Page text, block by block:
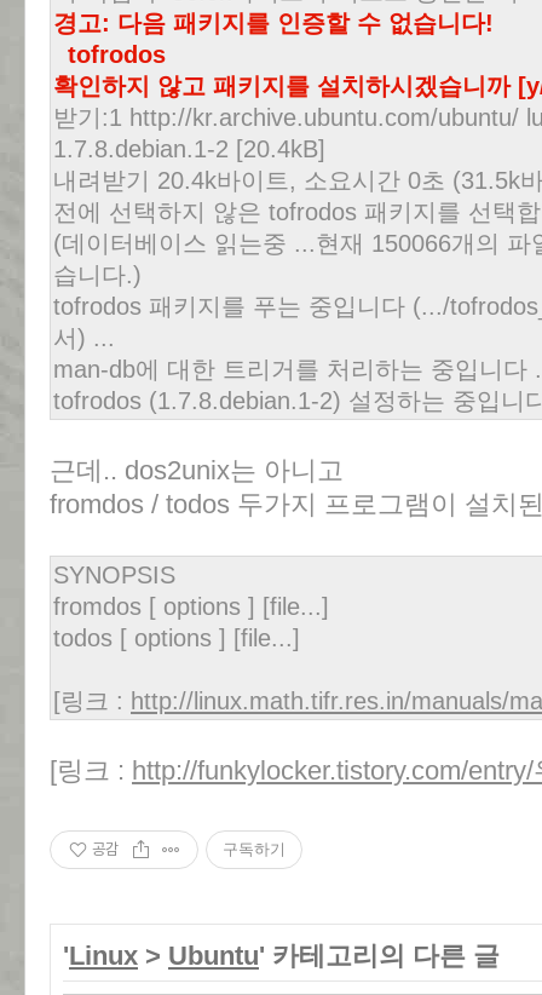
경고: 다음 패키지를 인증할 수 없습니다!
tofrodos
확인하지 않고 패키지를 설치하시겠습니까
받기:1 http://kr.archive.ubuntu.com/ubuntu/
1.7.8.debian.1-2 [20.4kB]
내려받기 20.4k바이트, 소요시간 0초 (31.5k
전에 선택하지 않은 tofrodos 패키지를 선택
(데이터베이스 읽는중 ...현재 150066개의
습니다.)
tofrodos 패키지를 푸는 중입니다 (.../
서) ...
man-db에 대한 트리거를 처리하는 중입니다
tofrodos (1.7.8.debian.1-2) 설정하는 중입니
근데.. dos2unix는 아니고
fromdos / todos 두가지 프로그램이 설치
SYNOPSIS
fromdos [ options ] [file...]
todos [ options ] [file...]
[링크 : http://linux.math.tifr.res.in/manuals/
[링크 : http://funkylocker.tistory.com/
공감 구독하기
'Linux > Ubuntu' 카테고리의 다른 글